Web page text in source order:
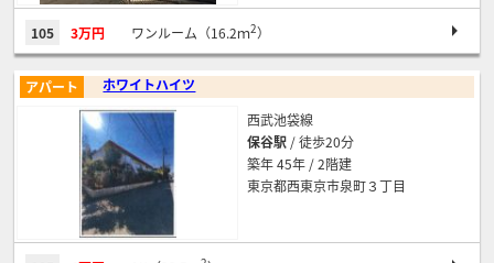
105 3万円 ワンルーム（16.2ｍ2）
ホワイトハイツ
アパート
西武池袋線
保谷駅 / 徒歩20分
築年 45年 / 2階建
東京都西東京市泉町３丁目